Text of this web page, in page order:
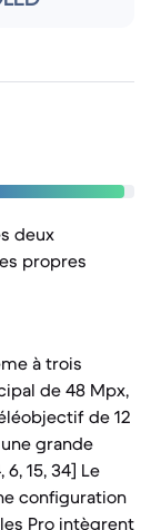
deux
propres
à trois
de 48 Mpx,
de 12
grande
15, 34] Le
configuration
Pro intègrent